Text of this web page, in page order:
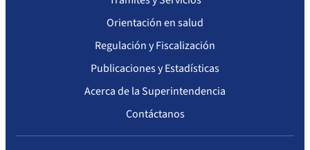
Orientación en salud
Regulación y Fiscalización
Publicaciones y Estadísticas
Acerca de la Superintendencia
Contáctanos